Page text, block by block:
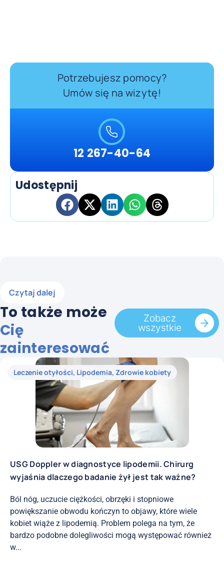
Potrzebujesz pomocy?
Umów się na wizytę!
12 267-40-64
Udostępnij
Czytaj dalej
To także może
Cię
zainteresować
Zobacz
wszystkie
Leczenie otyłości, Lipodemia, Zdrowie kobiety
USG Doppler w diagnostyce lipodemii. Chirurg
wyjaśnia dlaczego badanie żył jest tak ważne?
Ból nóg, uczucie ciężkości, obrzęki i stopniowe
powiększanie obwodu kończyn to objawy, które wiele
kobiet wiąże z lipodemią. Problem polega na tym, że
bardzo podobne dolegliwości mogą występować również
w...